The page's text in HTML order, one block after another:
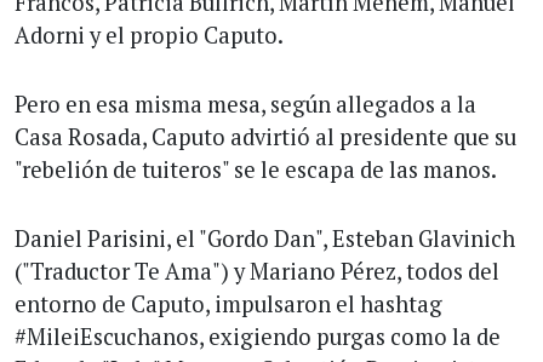
Adorni y el propio Caputo.
Pero en esa misma mesa, según allegados a la
Casa Rosada, Caputo advirtió al presidente que su
"rebelión de tuiteros" se le escapa de las manos.
Daniel Parisini, el "Gordo Dan", Esteban Glavinich
("Traductor Te Ama") y Mariano Pérez, todos del
entorno de Caputo, impulsaron el hashtag
#MileiEscuchanos, exigiendo purgas como la de